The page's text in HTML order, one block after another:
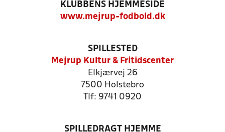
KLUBBENS HJEMMESIDE
www.mejrup-fodbold.dk
SPILLESTED
Mejrup Kultur & Fritidscenter
Elkjærvej 26
7500 Holstebro
Tlf: 9741 0920
SPILLEDRAGT HJEMME